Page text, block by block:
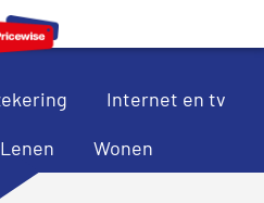
Internet en tv
Lenen Wonen